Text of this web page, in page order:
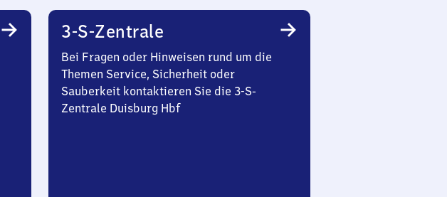
3-S-Zentrale
Bei Fragen oder Hinweisen rund um die
Themen Service, Sicherheit oder
Sauberkeit kontaktieren Sie die 3-S-
Zentrale Duisburg Hbf